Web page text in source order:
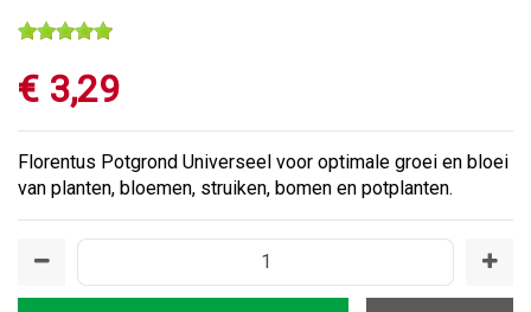
€ 3,29
Florentus Potgrond Universeel voor optimale groei en bloei
van planten, bloemen, struiken, bomen en potplanten.